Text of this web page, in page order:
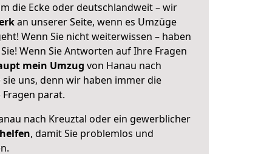
die Ecke oder deutschlandweit – wir
an unserer Seite, wenn es Umzüge
Wenn Sie nicht weiterwissen – haben
Wenn Sie Antworten auf Ihre Fragen
mein Umzug von Hanau nach
sie uns, denn wir haben immer die
parat.
nach Kreuztal oder ein gewerblicher
, damit Sie problemlos und